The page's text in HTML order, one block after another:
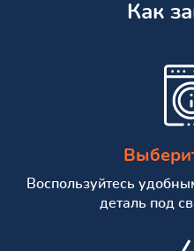
Как
Воспользуйтесь
деталь под